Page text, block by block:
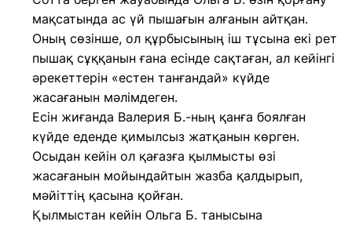
мақсатында ас үй пышағын алғанын айтқан.
Оның сөзінше, ол құрбысының іш тұсына екі рет
пышақ сұққанын ғана есінде сақтаған, ал кейінгі
әрекеттерін «естен танғандай» күйде
жасағанын мәлімдеген.
Есін жиғанда Валерия Б.-ның қанға боялған
күйде еденде қимылсыз жатқанын көрген.
Осыдан кейін ол қағазға қылмысты өзі
жасағанын мойындайтын жазба қалдырып,
мәйіттің қасына қойған.
Қылмыстан кейін Ольга Б. танысына